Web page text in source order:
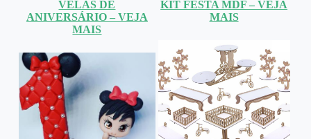
VELAS DE
ANIVERSÁRIO – VEJA
MAIS
KIT FESTA MDF – VEJA
MAIS